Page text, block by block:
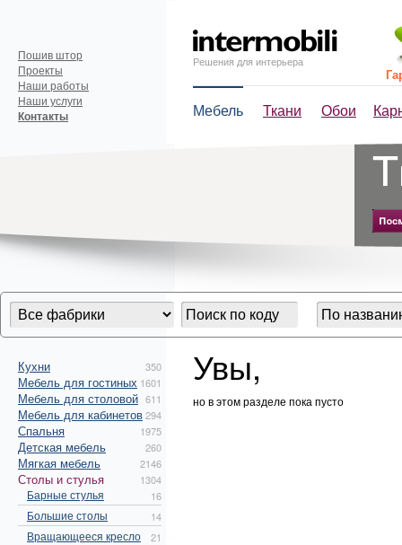
Решения для интерьера
Мебель Ткани Обои
Пошив штор
Проекты
Наши работы
Наши услуги
Контакты
Кухни 350
Мебель для гостиных 1601
Мебель для столовой 611
Мебель для кабинетов294
Спальня 1975
Детская мебель 260
Мягкая мебель 2146
Столы и стулья 1304
Барные стулья 16
Большие столы 14
Вращающееся кресло 21
Увы,
но в этом разделе пока пусто